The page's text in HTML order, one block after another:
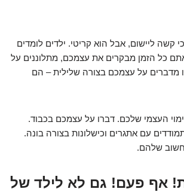
קשה ליישום, אבל הוא קריטי. ילדים לומדים
כל הזמן מבקרים את עצמכם, מתלוננים על
על עצמכם בצורה שלילית – הם
העצמי שלכם. דברו על עצמכם בכבוד.
עם אתגרים וכישלונות בצורה בונה.
שלהם.
אף פעם! גם לא לילד של